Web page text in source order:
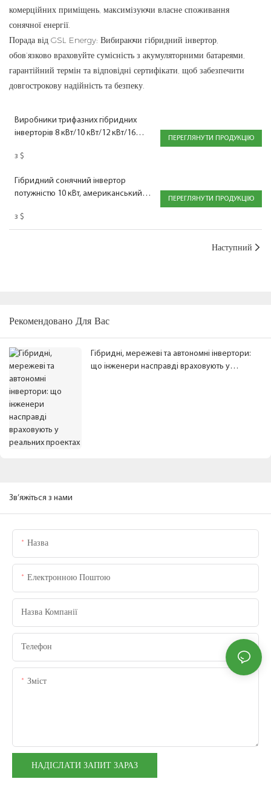
комерційних приміщень, максимізуючи власне споживання
сонячної енергії.
Порада від GSL Energy: Вибираючи гібридний інвертор,
обов’язково враховуйте сумісність з акумуляторними батареями,
гарантійний термін та відповідні сертифікати, щоб забезпечити
довгострокову надійність та безпеку.
Виробники трифазних гібридних
інверторів 8 кВт/10 кВт/12 кВт/16
з $
ПЕРЕГЛЯНУТИ ПРОДУКЦІЮ
Гібридний сонячний інвертор
потужністю 10 кВт, американський
з $
ПЕРЕГЛЯНУТИ ПРОДУКЦІЮ
Наступний
Рекомендовано Для Вас
Гібридні, мережеві та автономні інвертори:
що інженери насправді враховують у
Зв’яжіться з нами
Назва
Електронною Поштою
Назва Компанії
Телефон
Зміст
НАДІСЛАТИ ЗАПИТ ЗАРАЗ